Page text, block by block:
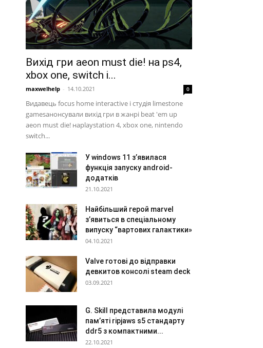
Вихід гри aeon must die! на ps4,
xbox one, switch і...
maxwelhelp - 14.10.2021 0
Видавець focus home interactive і студія limestone
gamesанонсували вихід гри в жанрі beat 'em up
aeon must die! наplaystation 4, xbox one, nintendo
switch...
У windows 11 з’явилася
функція запуску android-
додатків
21.10.2021
Найбільший герой marvel
з’явиться в спеціальному
випуску “вартових галактики»
04.10.2021
Valve готові до відправки
девкитов консолі steam deck
03.09.2021
G. Skill представила модулі
пам’яті ripjaws s5 стандарту
ddr5 з компактними...
22.10.2021